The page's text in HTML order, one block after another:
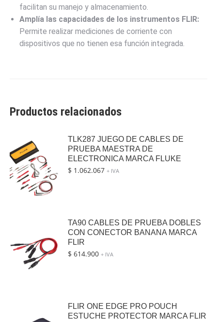
facilitan su manejo y almacenamiento.
Amplía las capacidades de los instrumentos FLIR:
Permite realizar mediciones de corriente con
dispositivos que no tienen esa función integrada.
Productos relacionados
TLK287 JUEGO DE CABLES DE
PRUEBA MAESTRA DE
ELECTRONICA MARCA FLUKE
$ 1.062.067 + IVA
TA90 CABLES DE PRUEBA DOBLES
CON CONECTOR BANANA MARCA
FLIR
$ 614.900 + IVA
FLIR ONE EDGE PRO POUCH
ESTUCHE PROTECTOR MARCA FLIR